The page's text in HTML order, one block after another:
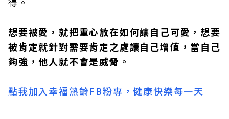
想要被愛，就把重心放在如何讓自己可愛，想要
被肯定就針對需要肯定之處讓自己增值，當自己
夠強，他人就不會是威脅。
點我加入幸福熟齡FB粉專，健康快樂每一天